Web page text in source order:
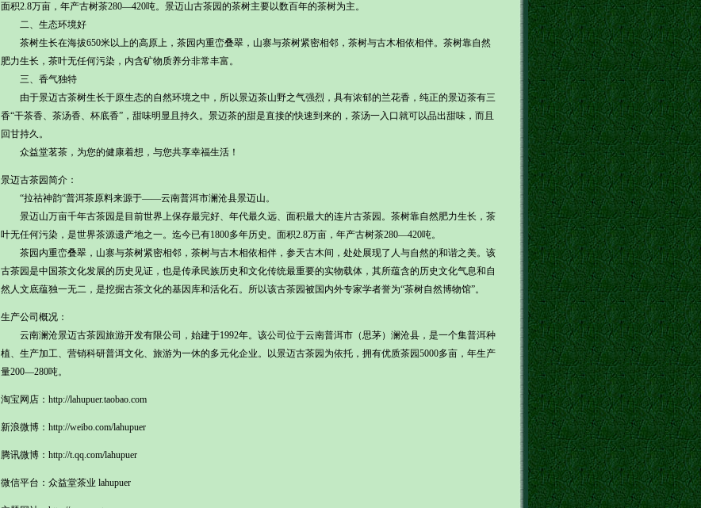
面积2.8万亩，年产古树茶280—420吨。景迈山古茶园的茶树主要以数百年的茶树为主。
二、生态环境好
茶树生长在海拔650米以上的高原上，茶园内重峦叠翠，山寨与茶树紧密相邻，茶树与古木相依相伴。茶树靠自然
肥力生长，茶叶无任何污染，内含矿物质养分非常丰富。
三、香气独特
由于景迈古茶树生长于原生态的自然环境之中，所以景迈茶山野之气强烈，具有浓郁的兰花香，纯正的景迈茶有三
香“干茶香、茶汤香、杯底香”，甜味明显且持久。景迈茶的甜是直接的快速到来的，茶汤一入口就可以品出甜味，而且
回甘持久。
众益堂茗茶，为您的健康着想，与您共享幸福生活！
景迈古茶园简介：
“拉祜神韵“普洱茶原料来源于——云南普洱市澜沧县景迈山。
景迈山万亩千年古茶园是目前世界上保存最完好、年代最久远、面积最大的连片古茶园。茶树靠自然肥力生长，茶
叶无任何污染，是世界茶源遗产地之一。迄今已有1800多年历史。面积2.8万亩，年产古树茶280—420吨。
茶园内重峦叠翠，山寨与茶树紧密相邻，茶树与古木相依相伴，参天古木间，处处展现了人与自然的和谐之美。该
古茶园是中国茶文化发展的历史见证，也是传承民族历史和文化传统最重要的实物载体，其所蕴含的历史文化气息和自
然人文底蕴独一无二，是挖掘古茶文化的基因库和活化石。所以该古茶园被国内外专家学者誉为“茶树自然博物馆”。
生产公司概况：
云南澜沧景迈古茶园旅游开发有限公司，始建于1992年。该公司位于云南普洱市（思茅）澜沧县，是一个集普洱种
植、生产加工、营销科研普洱文化、旅游为一休的多元化企业。以景迈古茶园为依托，拥有优质茶园5000多亩，年生产
量200—280吨。
淘宝网店： http://lahupuer.taobao.com
新浪微博： http://weibo.com/lahupuer
腾讯微博： http://t.qq.com/lahupuer
微信平台：众益堂茶业 lahupuer